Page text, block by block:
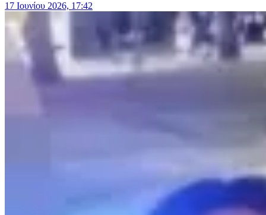
17 Ιουνίου 2026, 17:42